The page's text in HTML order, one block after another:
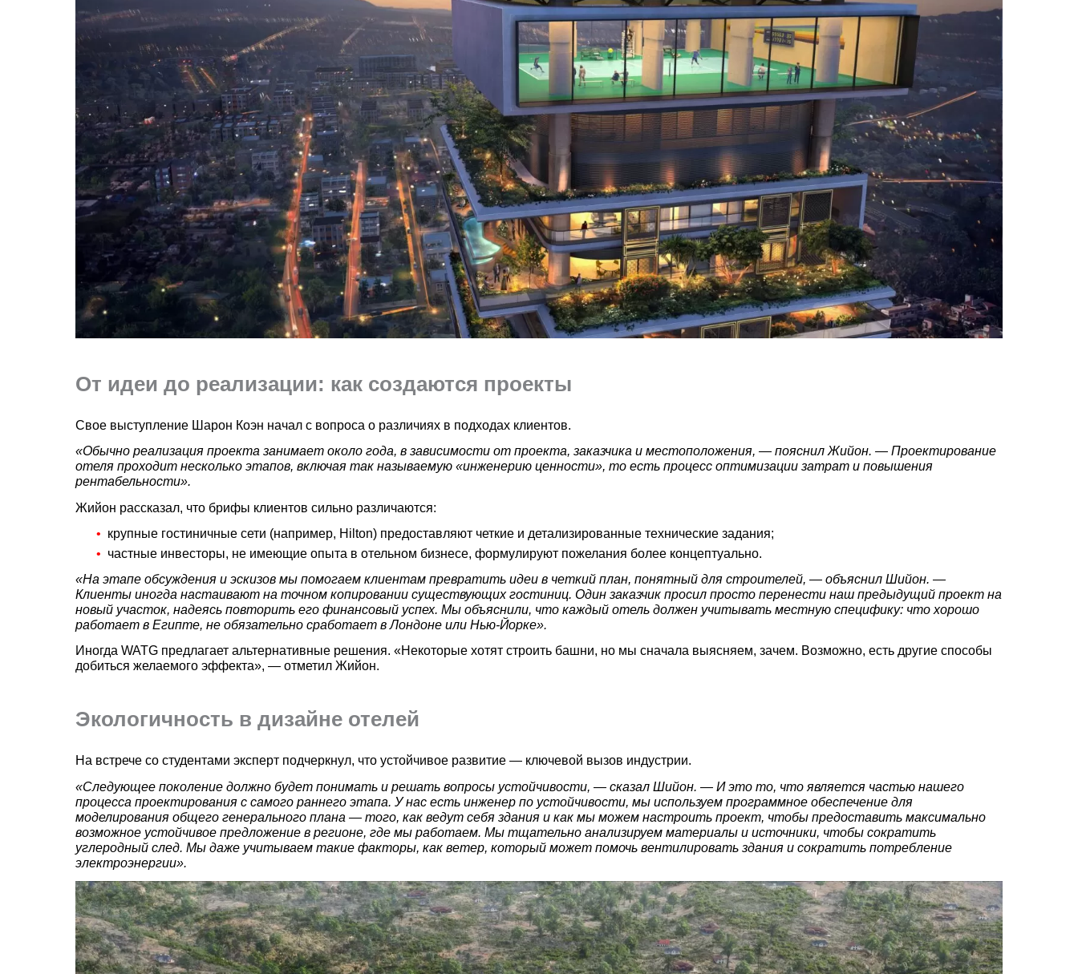
От идеи до реализации: как создаются проекты
Свое выступление Шарон Коэн начал с вопроса о различиях в подходах клиентов.
«Обычно реализация проекта занимает около года, в зависимости от проекта, заказчика и местоположения, — пояснил Жийон. — Проектирование
отеля проходит несколько этапов, включая так называемую «инженерию ценности», то есть процесс оптимизации затрат и повышения
рентабельности».
Жийон рассказал, что брифы клиентов сильно различаются:
крупные гостиничные сети (например, Hilton) предоставляют четкие и детализированные технические задания;
частные инвесторы, не имеющие опыта в отельном бизнесе, формулируют пожелания более концептуально.
«На этапе обсуждения и эскизов мы помогаем клиентам превратить идеи в четкий план, понятный для строителей, — объяснил Шийон. —
Клиенты иногда настаивают на точном копировании существующих гостиниц. Один заказчик просил просто перенести наш предыдущий проект на
новый участок, надеясь повторить его финансовый успех. Мы объяснили, что каждый отель должен учитывать местную специфику: что хорошо
работает в Египте, не обязательно сработает в Лондоне или Нью-Йорке».
Иногда WATG предлагает альтернативные решения. «Некоторые хотят строить башни, но мы сначала выясняем, зачем. Возможно, есть другие способы
добиться желаемого эффекта», — отметил Жийон.
Экологичность в дизайне отелей
На встрече со студентами эксперт подчеркнул, что устойчивое развитие — ключевой вызов индустрии.
«Следующее поколение должно будет понимать и решать вопросы устойчивости, — сказал Шийон. — И это то, что является частью нашего
процесса проектирования с самого раннего этапа. У нас есть инженер по устойчивости, мы используем программное обеспечение для
моделирования общего генерального плана — того, как ведут себя здания и как мы можем настроить проект, чтобы предоставить максимально
возможное устойчивое предложение в регионе, где мы работаем. Мы тщательно анализируем материалы и источники, чтобы сократить
углеродный след. Мы даже учитываем такие факторы, как ветер, который может помочь вентилировать здания и сократить потребление
электроэнергии».